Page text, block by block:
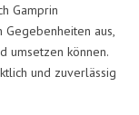
Gamprin
aus,
umsetzen können.
und zuverlässig